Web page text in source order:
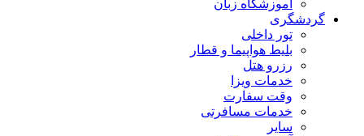
آموزشگاه زبان
گردشگری
تور داخلی
بلیط هواپیما و قطار
رزرو هتل
خدمات ویزا
وقت سفارت
خدمات مسافرتی
سایر